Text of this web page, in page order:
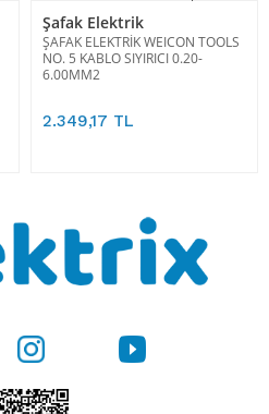
Şafak Elektrik
ŞAFAK ELEKTRİK WEICON TOOLS
NO. 5 KABLO SIYIRICI 0.20-
6.00MM2
2.349,17 TL